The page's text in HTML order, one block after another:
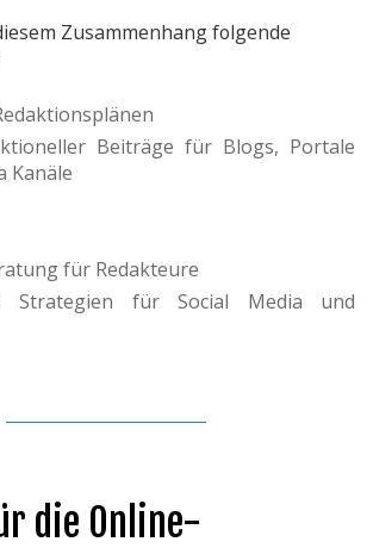
Zusammenhang folgende
Beiträge für Blogs, Portale
Kanäle
für Redakteure
Strategien für Social Media und
die Online-